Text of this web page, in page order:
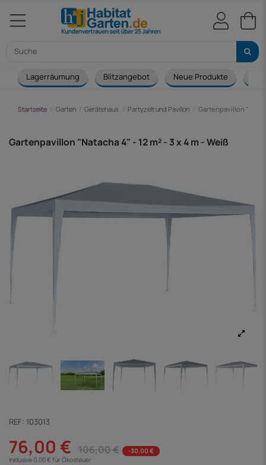
Lagerräumung Blitzangebot Neue Produkte
Startseite Garten Gerätehaus Partyzelt und Pavillon Gartenpavillon
Gartenpavillon "Natacha 4" - 12 m² - 3 x 4 m - Weiß
REF: 103013
76,00 € 106,00 €
-30,00 €
Inklusive 0,00 € für Ökosteuer